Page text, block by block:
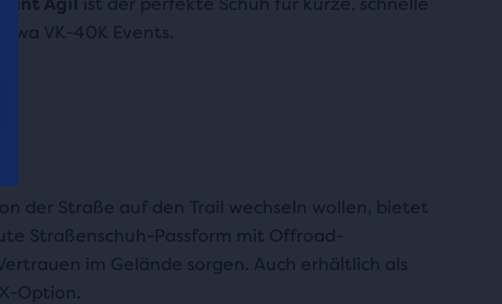
VK-40K Events.
der Straße auf den Trail wechseln wollen, bietet
Straßenschuh-Passform mit Offroad-
im Gelände sorgen. Auch erhältlich als
Option.